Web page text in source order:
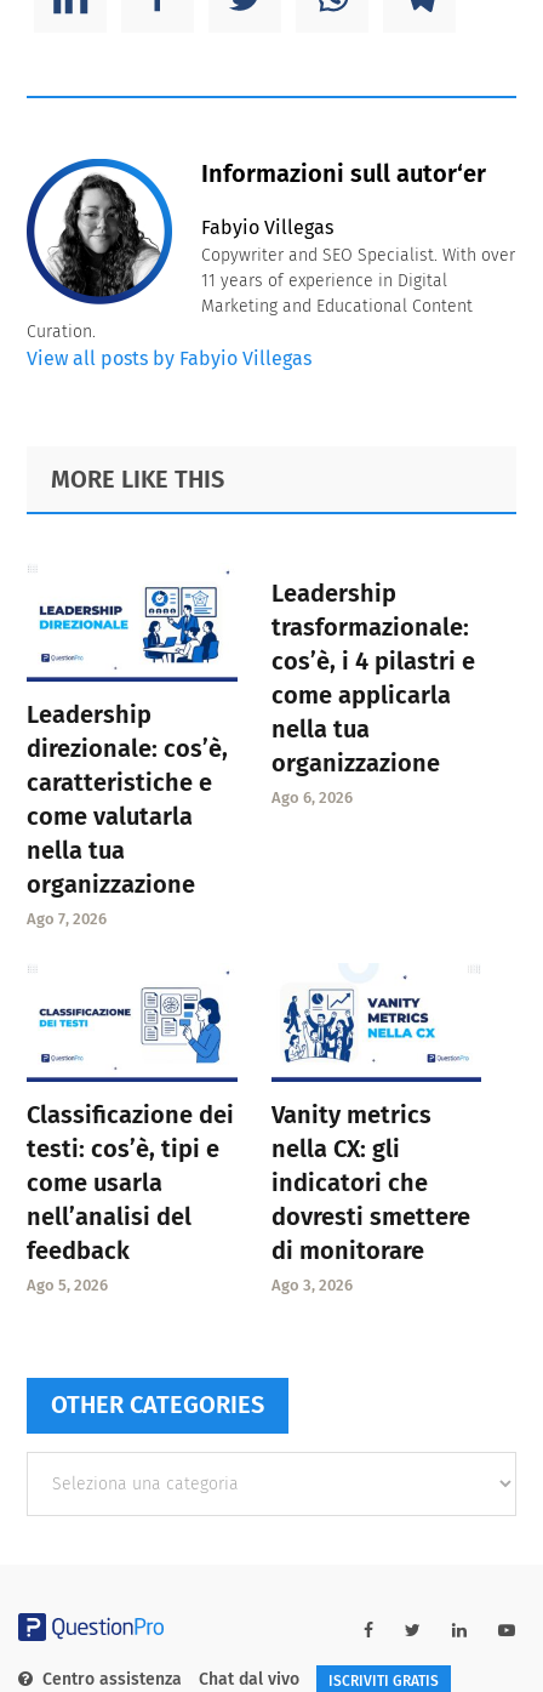
Informazioni sull autor‘er
Fabyio Villegas
Copywriter and SEO Specialist. With over
11 years of experience in Digital
Marketing and Educational Content
Curation.
View all posts by Fabyio Villegas
Primary
Sidebar
Footer
MORE LIKE THIS
Leadership
direzionale: cos’è,
caratteristiche e
come valutarla
nella tua
organizzazione
Ago 7, 2026
Leadership
trasformazionale:
cos’è, i 4 pilastri e
come applicarla
nella tua
organizzazione
Ago 6, 2026
Classificazione dei
testi: cos’è, tipi e
come usarla
nell’analisi del
feedback
Ago 5, 2026
Vanity metrics
nella CX: gli
indicatori che
dovresti smettere
di monitorare
Ago 3, 2026
OTHER CATEGORIES
categories
Centro assistenza Chat dal vivo ISCRIVITI GRATIS